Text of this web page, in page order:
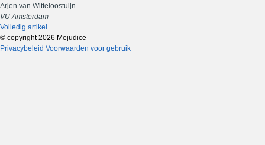
Arjen van Witteloostuijn
VU Amsterdam
Volledig artikel
© copyright 2026 Mejudice
Privacybeleid Voorwaarden voor gebruik